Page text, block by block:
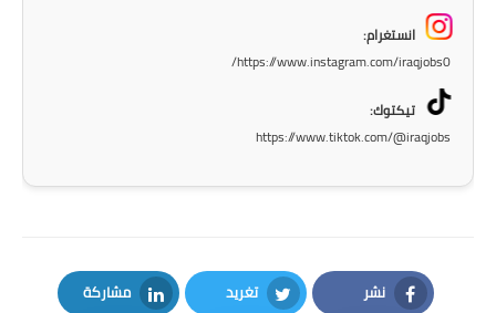
المرحلة المتوسطة
انستغرام:
https://www.instagram.com/iraqjobs0/
تيكتوك:
https://www.tiktok.com/@iraqjobs
نشر تغريد مشاركة